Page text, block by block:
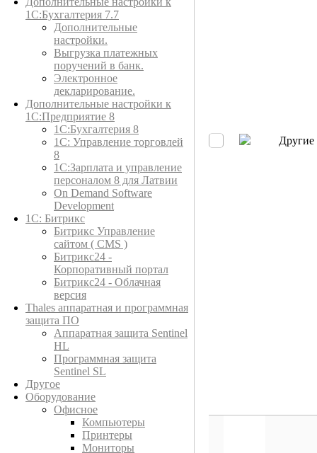
1С:Бухгалтерия 7.7
Дополнительные
настройки.
Выгрузка платежных
поручений в банк.
Электронное
декларирование.
Дополнительные настройки к
1С:Предприятие 8
1С:Бухгалтерия 8
1C: Управление торговлей
8
1С:Зарплата и управление
персоналом 8 для Латвии
On Demand Software
Development
1С: Битрикс
Битрикс Управление
сайтом ( CMS )
Битрикс24 -
Корпоративный портал
Битрикс24 - Облачная
версия
Thales аппаратная и программная
защита ПО
Аппаратная защита Sentinel
HL
Программная защита
Sentinel SL
Другое
Оборудование
Офисное
Компьютеры
Принтеры
Мониторы
Другие